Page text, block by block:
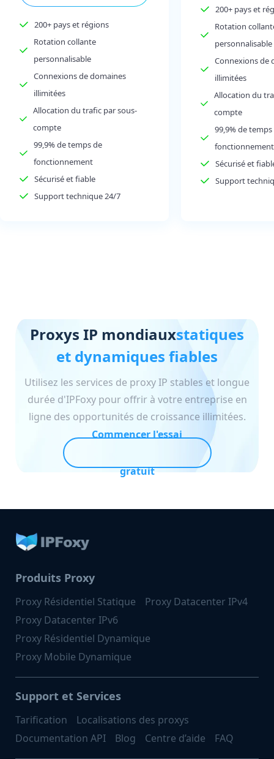
200+ pays et régions
Rotation collante
personnalisable
Connexions de domaines
illimitées
Allocation du trafic par sous-
compte
99,9% de temps de
fonctionnement
Sécurisé et fiable
Support technique 24/7
200+ pays et
Rotation
personnalisable
Connexions de
illimitées
Allocation du
compte
99,9% de temps
fonctionnement
Sécurisé et
Support
Proxys IP mondiauxstatiques
et dynamiques fiables
Utilisez les services de proxy IP stables et longue
durée d'IPFoxy pour offrir à votre entreprise en
ligne des opportunités de croissance illimitées.
Commencer l'essai
gratuit
Produits Proxy
Proxy Résidentiel Statique
Proxy Datacenter IPv4
Proxy Datacenter IPv6
Proxy Résidentiel Dynamique
Proxy Mobile Dynamique
Support et Services
Tarification
Localisations des proxys
Documentation API
Blog Centre d’aide FAQ